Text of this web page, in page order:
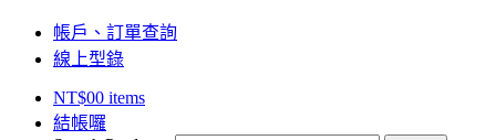
帳戶、訂單查詢
線上型錄
NT$00 items
結帳囉